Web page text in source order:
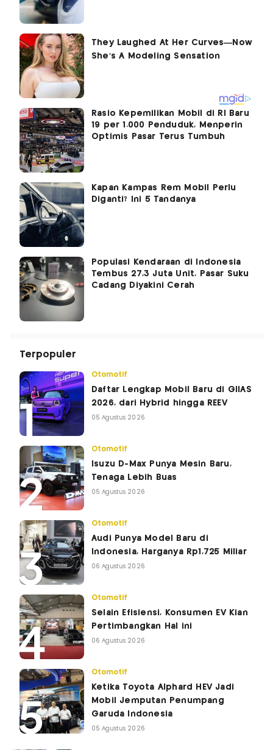
Rasio Kepemilikan Mobil di RI Baru
19 per 1.000 Penduduk, Menperin
Optimis Pasar Terus Tumbuh
Kapan Kampas Rem Mobil Perlu
Diganti? Ini 5 Tandanya
Populasi Kendaraan di Indonesia
Tembus 27,3 Juta Unit, Pasar Suku
Cadang Diyakini Cerah
Terpopuler
Otomotif
Daftar Lengkap Mobil Baru di GIIAS
2026, dari Hybrid hingga REEV
05 Agustus 2026
Otomotif
Isuzu D-Max Punya Mesin Baru,
Tenaga Lebih Buas
05 Agustus 2026
Otomotif
Audi Punya Model Baru di
Indonesia, Harganya Rp1,725 Miliar
06 Agustus 2026
Otomotif
Selain Efisiensi, Konsumen EV Kian
Pertimbangkan Hal ini
06 Agustus 2026
Otomotif
Ketika Toyota Alphard HEV Jadi
Mobil Jemputan Penumpang
Garuda Indonesia
05 Agustus 2026